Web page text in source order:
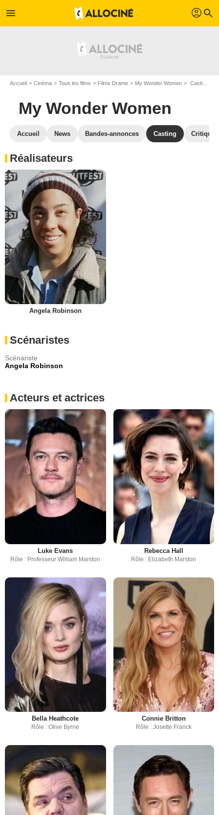
menu profil search
Accueil Cinéma Tous les films Films Drame My Wonder Women Casting My Wonder Women
My Wonder Women
Accueil News Bandes-annonces Casting
Réalisateurs
Angela Robinson
Scénaristes
Scénariste
Angela Robinson
Acteurs et actrices
Luke Evans
Rôle : Professeur William Marston
Rebecca Hall
Rôle : Elizabeth Marston
Bella Heathcote
Rôle : Olive Byrne
Connie Britton
Rôle : Josette Franck